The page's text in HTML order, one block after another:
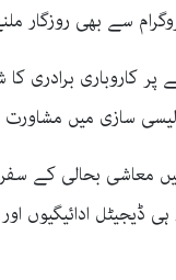
سے بھی روزگار
کاروباری
سازی میں مشاورت
بحالی کے سفر
ڈیجیٹل